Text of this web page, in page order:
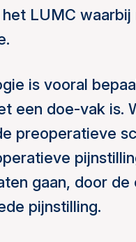
LUMC
is vooral
een doe-vak is.
preoperatieve
gaan, door
pijnstilling.